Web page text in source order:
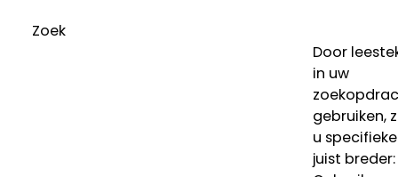
Zoek
Door
in uw
gebruiken,
u
juist breder: